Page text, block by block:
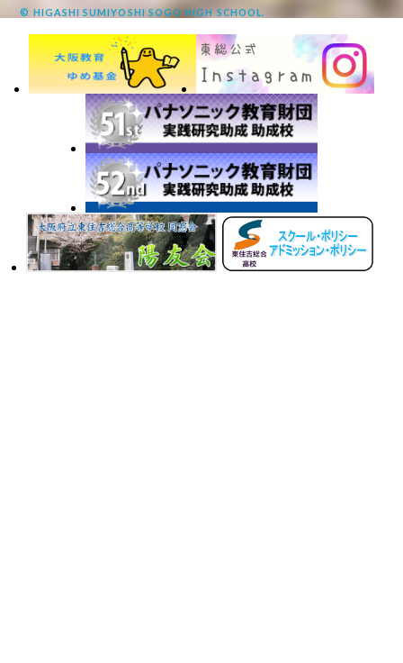
© HIGASHI SUMIYOSHI SOGO HIGH SCHOOL.